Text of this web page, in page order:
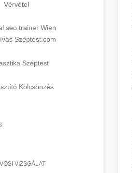
Vérvétel
seo trainer Wien
Széptest.com
Széptest
Kölcsönzés
VIZSGÁLAT